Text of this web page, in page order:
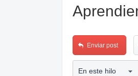
Enviar post